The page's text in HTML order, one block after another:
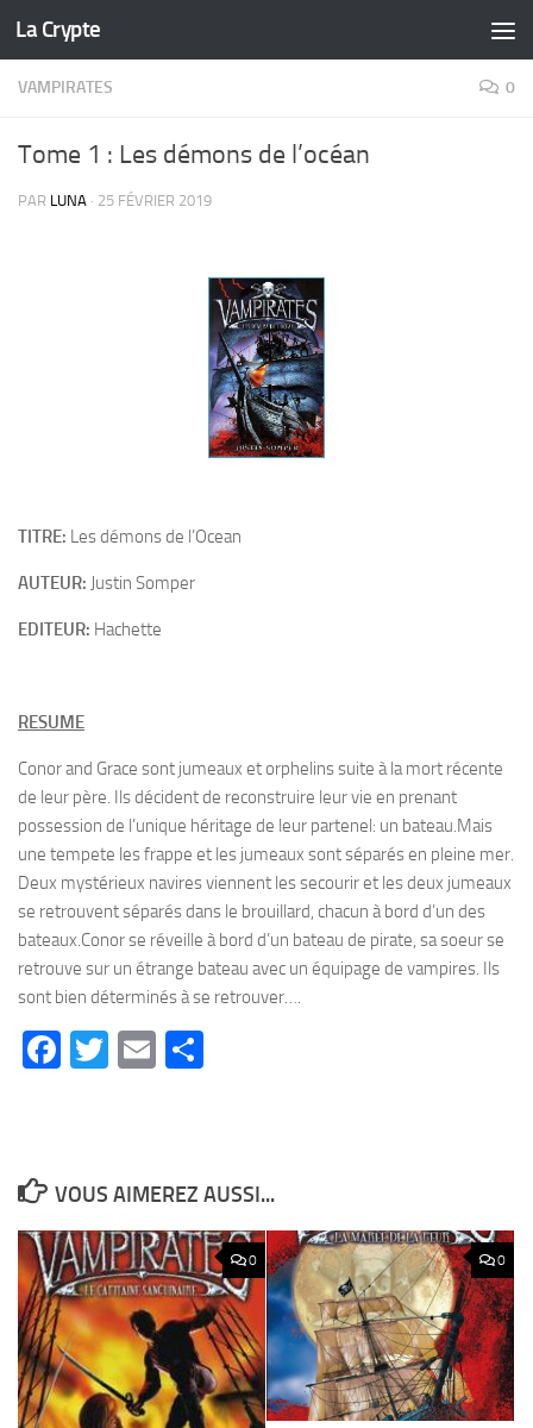
Skip to content
La Crypte
VAMPIRATES 0
Tome 1 : Les démons de l’océan
PAR LUNA · 25 FÉVRIER 2019
TITRE: Les démons de l’Ocean
AUTEUR: Justin Somper
EDITEUR: Hachette
RESUME
Conor and Grace sont jumeaux et orphelins suite à la mort récente
de leur père. Ils décident de reconstruire leur vie en prenant
possession de l’unique héritage de leur partenel: un bateau.Mais
une tempete les frappe et les jumeaux sont séparés en pleine mer.
Deux mystérieux navires viennent les secourir et les deux jumeaux
se retrouvent séparés dans le brouillard, chacun à bord d’un des
bateaux.Conor se réveille à bord d’un bateau de pirate, sa soeur se
retrouve sur un étrange bateau avec un équipage de vampires. Ils
sont bien déterminés à se retrouver….
Facebook
Twitter
Email
VOUS AIMEREZ AUSSI...
0 0